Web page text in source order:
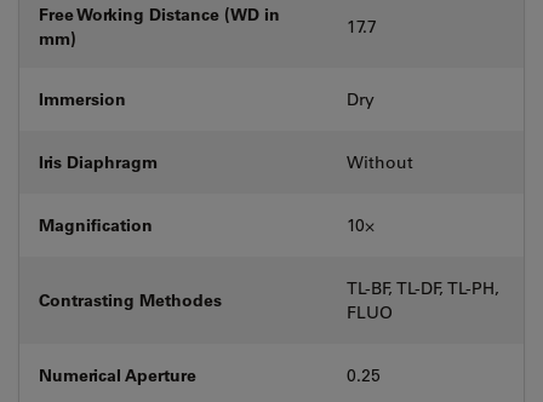
Free Working Distance (WD in
mm)
17.7
Immersion Dry
Iris Diaphragm Without
Magnification 10⨉
Contrasting Methodes
TL-BF, TL-DF, TL-PH,
FLUO
Numerical Aperture 0.25